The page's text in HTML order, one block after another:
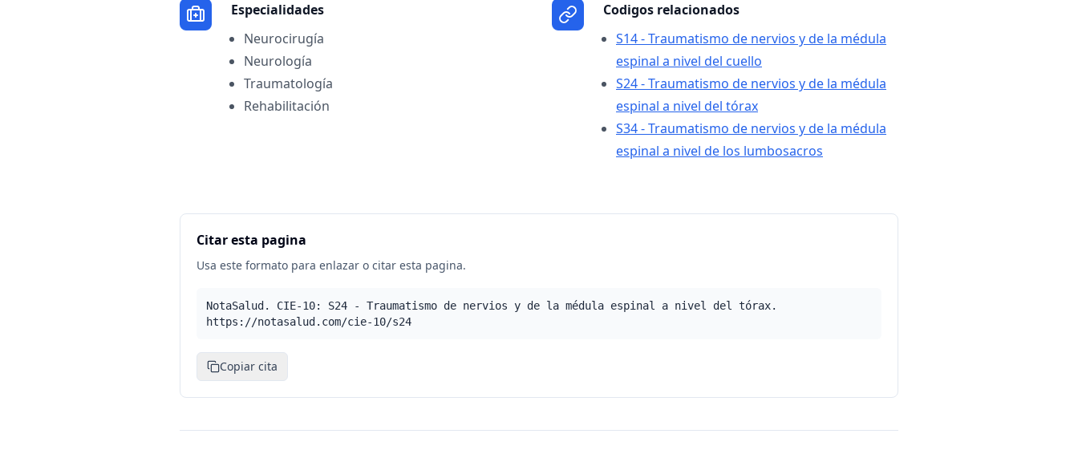
Especialidades
Neurocirugía
Neurología
Traumatología
Rehabilitación
Codigos relacionados
S14 - Traumatismo de nervios y de la médula
espinal a nivel del cuello
S24 - Traumatismo de nervios y de la médula
espinal a nivel del tórax
S34 - Traumatismo de nervios y de la médula
espinal a nivel de los lumbosacros
Citar esta pagina
Usa este formato para enlazar o citar esta pagina.
NotaSalud. CIE-10: S24 - Traumatismo de nervios y de la médula espinal a nivel del tórax.
https://notasalud.com/cie-10/s24
Copiar cita